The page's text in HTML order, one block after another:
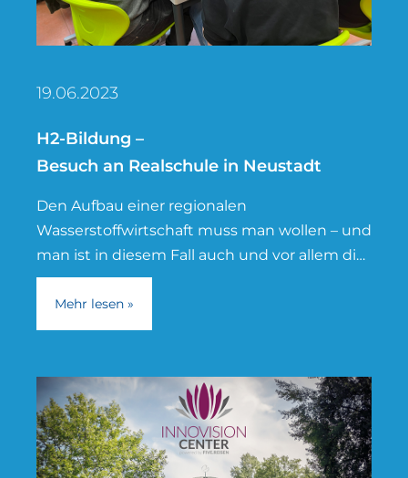
19.06.2023
H2-Bildung –
Besuch an Realschule in Neustadt
Den Aufbau einer regionalen
Wasserstoffwirtschaft muss man wollen – und
man ist in diesem Fall auch und vor allem die
junge Generation. Das Überbetriebliche
Bildungszentrum
Mehr lesen »